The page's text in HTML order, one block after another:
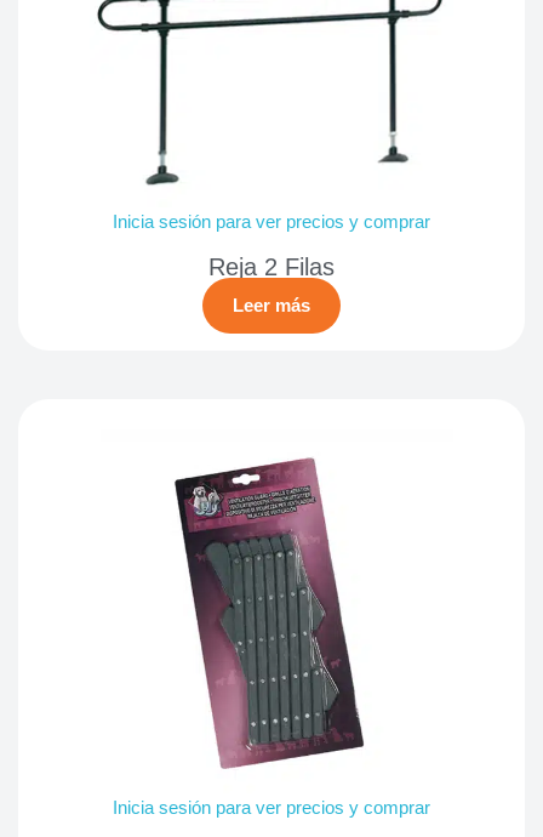
Inicia sesión para ver precios y comprar
Reja 2 Filas
Leer más
Inicia sesión para ver precios y comprar